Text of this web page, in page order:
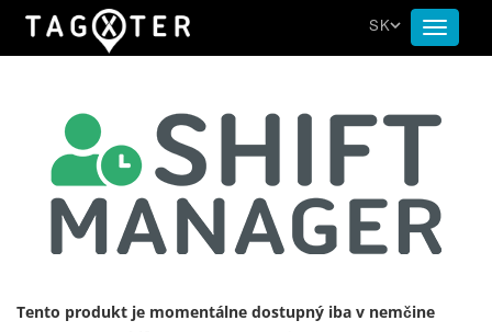
Toggle
SK
Tento produkt je momentálne dostupný iba v nemčine